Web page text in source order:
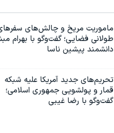
ماموریت مریخ و چالش‌های
طولانی فضایی؛ گفت‌وگو با بهرام
دانشمند پیشین ناسا
تحریم‌های جدید آمریکا علیه شبکه
قمار و پولشویی جمهوری اسلامی؛
گفت‌وگو با رضا غیبی